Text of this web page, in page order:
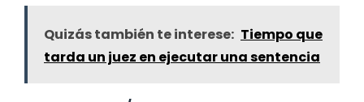
Quizás también te interese: Tiempo que
tarda un juez en ejecutar una sentencia